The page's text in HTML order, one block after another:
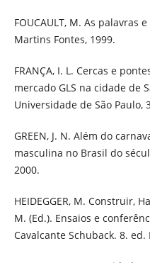
FOUCAULT, M. As palavras
Martins Fontes, 1999.
FRANÇA, I. L. Cercas e
mercado GLS na cidade de
Universidade de São Paulo,
GREEN, J. N. Além do
masculina no Brasil do
2000.
HEIDEGGER, M. Construir,
M. (Ed.). Ensaios e
Cavalcante Schuback. 8. ed.